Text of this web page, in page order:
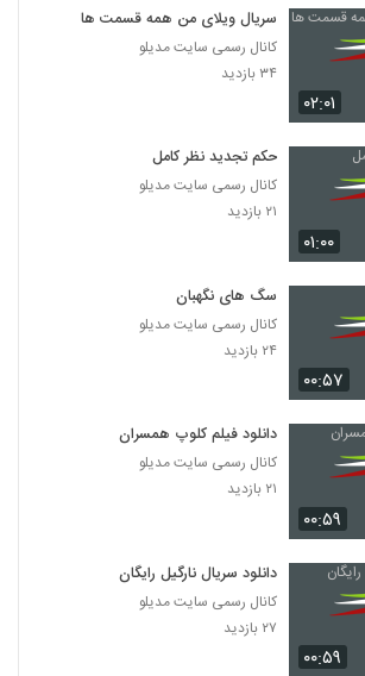
۰۲:۰۱
سریال ویلای من همه قسمت ها
کانال رسمی سایت مدیلو
۳۴ بازدید
۰۱:۰۰
حکم تجدید نظر کامل
کانال رسمی سایت مدیلو
۲۱ بازدید
۰۰:۵۷
سگ های نگهبان
کانال رسمی سایت مدیلو
۲۴ بازدید
۰۰:۵۹
دانلود فیلم کلوپ همسران
کانال رسمی سایت مدیلو
۲۱ بازدید
۰۰:۵۹
دانلود سریال نارگیل رایگان
کانال رسمی سایت مدیلو
۲۷ بازدید